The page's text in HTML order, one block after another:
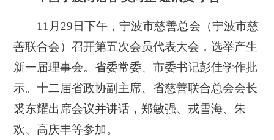
11月29日下午，宁波市慈善总会（宁波市慈
善联合会）召开第五次会员代表大会，选举产生
新一届理事会。省委常委、市委书记彭佳学作批
示。十二届省政协副主席、省慈善联合总会会长
裘东耀出席会议并讲话，郑敏强、戎雪海、朱
欢、高庆丰等参加。